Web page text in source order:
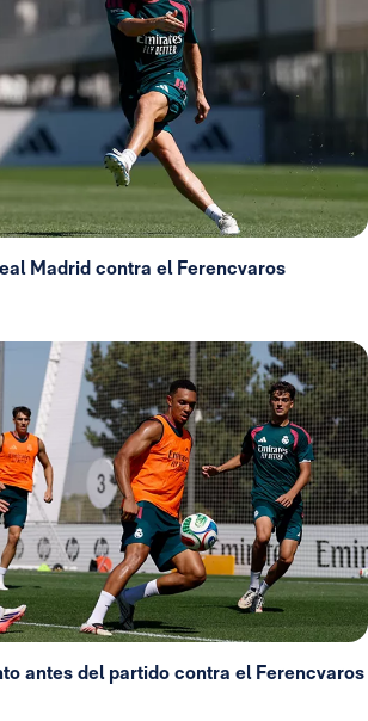
Madrid contra el Ferencvaros
antes del partido contra el Ferencvaros